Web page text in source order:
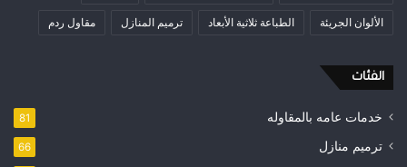
الألوان الجريئة الطباعة ثلاثية الأبعاد ترميم المنازل مقاول ردم
الفئات
خدمات عامه بالمقاوله 81
ترميم منازل 66